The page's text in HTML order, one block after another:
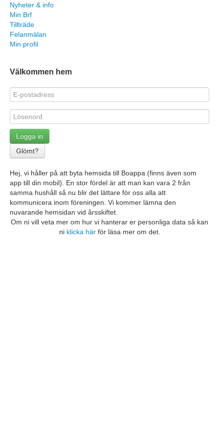
Nyheter & info
Min Brf
Tillträde
Felanmälan
Min profil
Välkommen hem
Logga in
Glömt?
Hej, vi håller på att byta hemsida till Boappa (finns även som
app till din mobil). En stor fördel är att man kan vara 2 från
samma hushåll så nu blir det lättare för oss alla att
kommunicera inom föreningen. Vi kommer lämna den
nuvarande hemsidan vid årsskiftet.
Om ni vill veta mer om hur vi hanterar er personliga data så kan
ni klicka härför läsa mer om det.